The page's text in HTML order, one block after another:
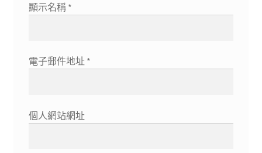
顯示名稱 *
電子郵件地址 *
個人網站網址